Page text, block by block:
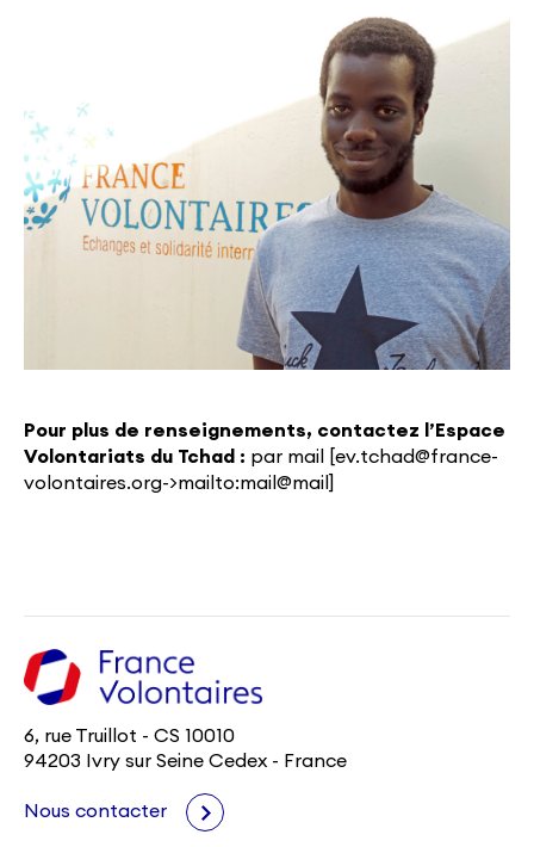
Pour plus de renseignements, contactez l’Espace
Volontariats du Tchad : par mail [ ev.tchad@france-
volontaires.org->mailto:mail@mail]
6, rue Truillot - CS 10010
94203 Ivry sur Seine Cedex - France
Nous contacter